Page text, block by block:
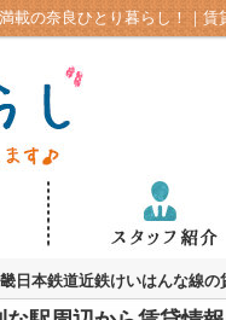
日本鉄道近鉄けいはんな線の